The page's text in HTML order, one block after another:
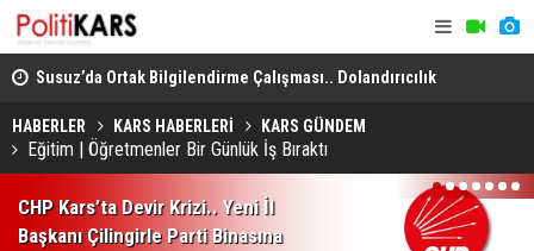
Susuz’da Ortak Bilgilendirme Çalışması.. Dolandırıcılık
ve Şiddete Karşı Uyarı!
HABERLER KARS HABERLERİ KARS GÜNDEM
Eğitim | Öğretmenler Bir Günlük İş Bıraktı
CHP Kars’ta Devir Krizi.. Yeni İl
Başkanı Çilingirle Parti Binasına
1 2 3 4 5 6 7